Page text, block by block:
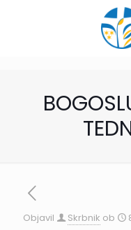
Objavil Skrbnik ob